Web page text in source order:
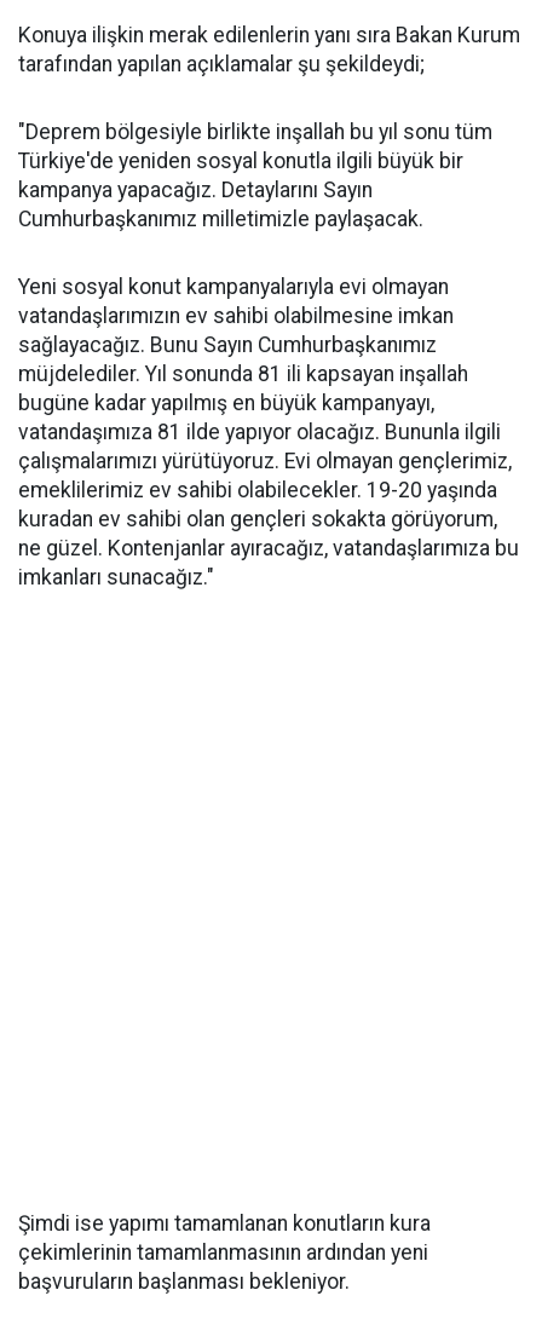
Konuya ilişkin merak edilenlerin yanı sıra Bakan Kurum
tarafından yapılan açıklamalar şu şekildeydi;
"Deprem bölgesiyle birlikte inşallah bu yıl sonu tüm
Türkiye'de yeniden sosyal konutla ilgili büyük bir
kampanya yapacağız. Detaylarını Sayın
Cumhurbaşkanımız milletimizle paylaşacak.
Yeni sosyal konut kampanyalarıyla evi olmayan
vatandaşlarımızın ev sahibi olabilmesine imkan
sağlayacağız. Bunu Sayın Cumhurbaşkanımız
müjdelediler. Yıl sonunda 81 ili kapsayan inşallah
bugüne kadar yapılmış en büyük kampanyayı,
vatandaşımıza 81 ilde yapıyor olacağız. Bununla ilgili
çalışmalarımızı yürütüyoruz. Evi olmayan gençlerimiz,
emeklilerimiz ev sahibi olabilecekler. 19-20 yaşında
kuradan ev sahibi olan gençleri sokakta görüyorum,
ne güzel. Kontenjanlar ayıracağız, vatandaşlarımıza bu
imkanları sunacağız."
Şimdi ise yapımı tamamlanan konutların kura
çekimlerinin tamamlanmasının ardından yeni
başvuruların başlanması bekleniyor.